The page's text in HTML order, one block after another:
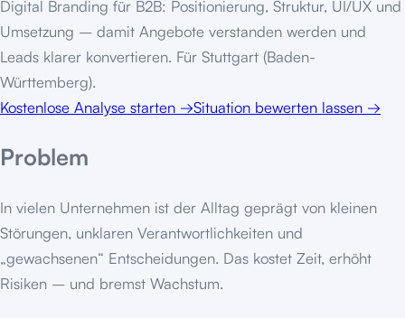
Digital Branding für B2B: Positionierung, Struktur, UI/UX und
Umsetzung – damit Angebote verstanden werden und
Leads klarer konvertieren. Für Stuttgart (Baden-
Württemberg).
Kostenlose Analyse starten →Situation bewerten lassen →
Problem
In vielen Unternehmen ist der Alltag geprägt von kleinen
Störungen, unklaren Verantwortlichkeiten und
„gewachsenen“ Entscheidungen. Das kostet Zeit, erhöht
Risiken – und bremst Wachstum.